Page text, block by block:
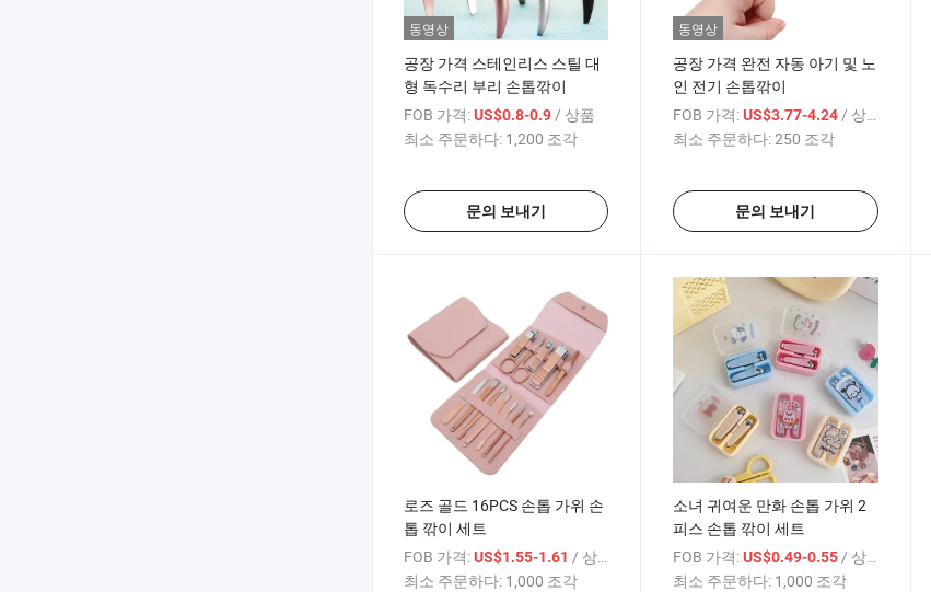
동영상
공장 가격 스테인리스 스틸 대
형 독수리 부리 손톱깎이
FOB 가격:US$0.8-0.9/ 상품
최소 주문하다: 1,200 조각
문의 보내기
동영상
공장 가격 완전 자동 아기 및 노
인 전기 손톱깎이
FOB 가격: US$3.77-4.24/ 상품
최소 주문하다:250 조각
문의 보내기
로즈 골드 16PCS 손톱 가위 손
톱 깎이 세트
FOB 가격:US$1.55-1.61 / 상품
최소 주문하다: 1,000 조각
소녀 귀여운 만화 손톱 가위 2
피스 손톱 깎이 세트
FOB 가격: US$0.49-0.55 / 상품
최소 주문하다: 1,000 조각